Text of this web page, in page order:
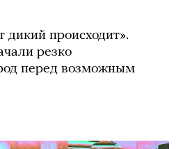
дикий происходит».
резко
перед возможным